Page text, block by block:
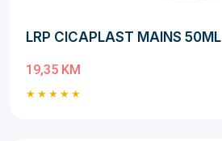
LRP CICAPLAST MAINS 50ML
19,35 KM